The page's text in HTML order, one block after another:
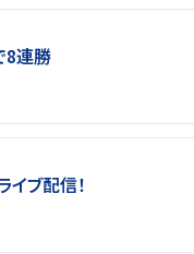
8連勝
ブ配信！